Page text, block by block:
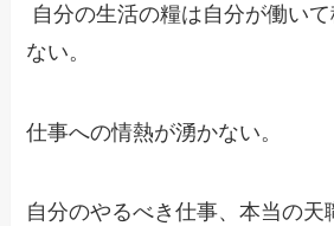
自分の生活の糧は自分が働い
ない。
仕事への情熱が湧かない。
自分のやるべき仕事、本当の天